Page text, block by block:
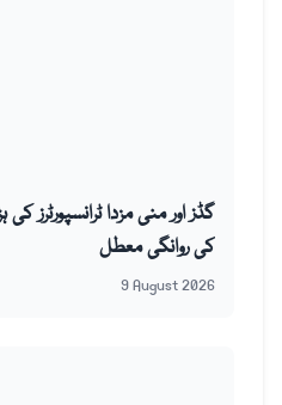
گڈز اور منی مزدا ٹرانسپورٹرز کی
کی روانگی معطل
9 August 2026